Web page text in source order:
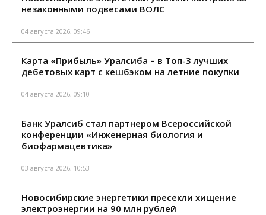
незаконными подвесами ВОЛС
04 августа 2026, 09:46
Карта «Прибыль» Уралсиба – в Топ-3 лучших
дебетовых карт с кешбэком на летние покупки
04 августа 2026, 09:10
Банк Уралсиб стал партнером Всероссийской
конференции «Инженерная биология и
биофармацевтика»
03 августа 2026, 10:53
Новосибирские энергетики пресекли хищение
электроэнергии на 90 млн рублей